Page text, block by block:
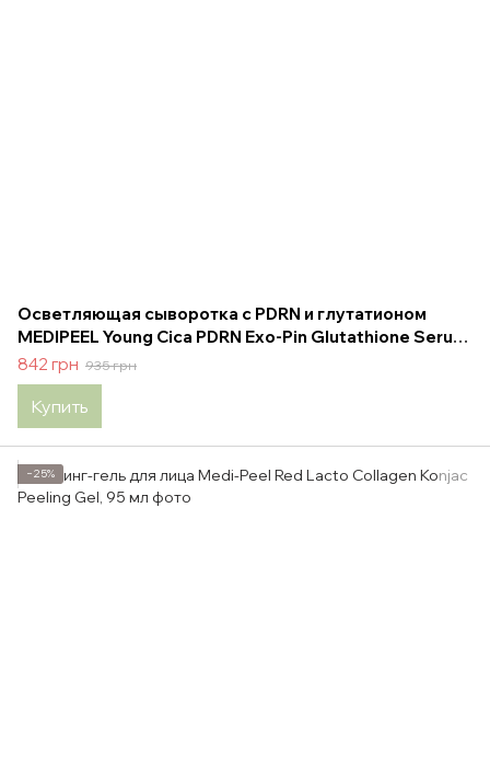
Осветляющая сыворотка с PDRN и глутатионом
MEDIPEEL Young Cica PDRN Exo-Pin Glutathione Serum,
50 мл
842 грн 935 грн
Купить
−25%